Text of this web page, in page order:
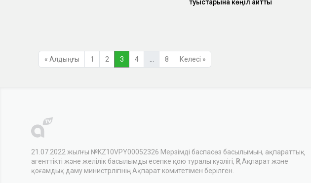
туыстарына көңіл айтты
« Алдыңғы 1 2 3 4 8 Келесі »
21.07.2022 жылғы №KZ10VPY00052326 Мерзімді баспасөз басылымын, ақпараттық
агенттікті және желілік басылымды есепке қою туралы куәлігі, ҚР Ақпарат және
қоғамдық даму министрлігінің Ақпарат комитетімен берілген.